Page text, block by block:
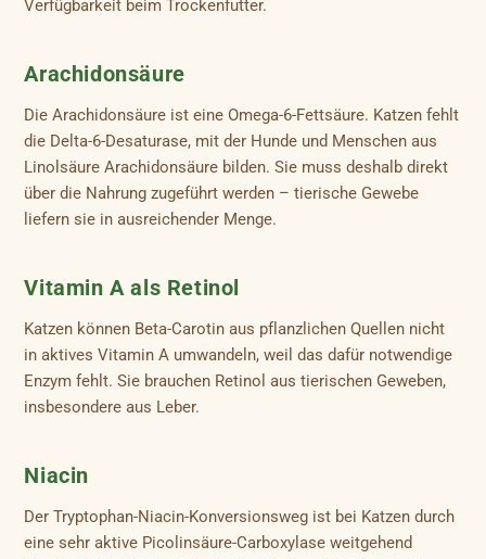
Verfügbarkeit beim Trockenfutter.
Arachidonsäure
Die Arachidonsäure ist eine Omega-6-Fettsäure. Katzen fehlt
die Delta-6-Desaturase, mit der Hunde und Menschen aus
Linolsäure Arachidonsäure bilden. Sie muss deshalb direkt
über die Nahrung zugeführt werden – tierische Gewebe
liefern sie in ausreichender Menge.
Vitamin A als Retinol
Katzen können Beta-Carotin aus pflanzlichen Quellen nicht
in aktives Vitamin A umwandeln, weil das dafür notwendige
Enzym fehlt. Sie brauchen Retinol aus tierischen Geweben,
insbesondere aus Leber.
Niacin
Der Tryptophan-Niacin-Konversionsweg ist bei Katzen durch
eine sehr aktive Picolinsäure-Carboxylase weitgehend